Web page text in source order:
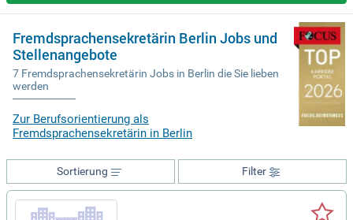
Fremdsprachensekretärin Berlin Jobs und
Stellenangebote
7 Fremdsprachensekretärin Jobs in Berlin die Sie lieben
werden
Zur Berufsorientierung als
Fremdsprachensekretärin in Berlin
Filter
Sortierung